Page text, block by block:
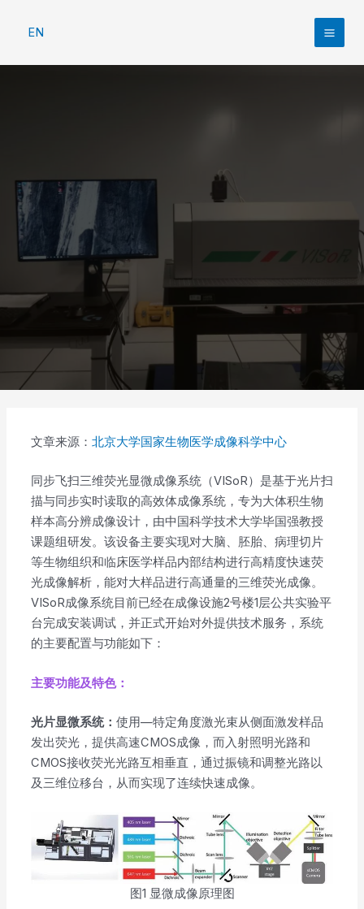
容
EN
文章来源： 北京大学国家生物医学成像科学中心
同步飞扫三维荧光显微成像系统（VISoR）是基于光片扫
描与同步实时读取的高效体成像系统，专为大体积生物
样本高分辨成像设计，由中国科学技术大学毕国强教授
课题组研发。该设备主要实现对大脑、胚胎、病理切片
等生物组织和临床医学样品内部结构进行高精度快速荧
光成像解析，能对大样品进行高通量的三维荧光成像。
VISoR成像系统目前已经在成像设施2号楼1层公共实验平
台完成安装调试，并正式开始对外提供技术服务，系统
的主要配置与功能如下：
主要功能及特色：
光片显微系统： 使用—特定角度激光束从侧面激发样品
发出荧光，提供高速CMOS成像，而入射照明光路和
CMOS接收荧光光路互相垂直，通过振镜和调整光路以
及三维位移台，从而实现了连续快速成像。
图1 显微成像原理图